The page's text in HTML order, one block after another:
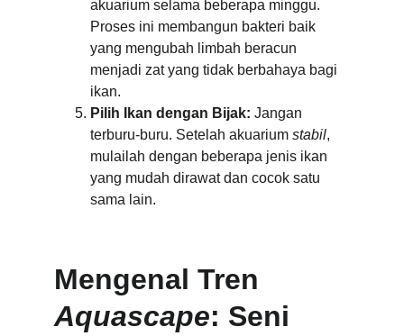
akuarium selama beberapa minggu.
Proses ini membangun bakteri baik
yang mengubah limbah beracun
menjadi zat yang tidak berbahaya bagi
ikan.
Pilih Ikan dengan Bijak: Jangan
terburu-buru. Setelah akuarium stabil,
mulailah dengan beberapa jenis ikan
yang mudah dirawat dan cocok satu
sama lain.
Mengenal Tren
Aquascape: Seni